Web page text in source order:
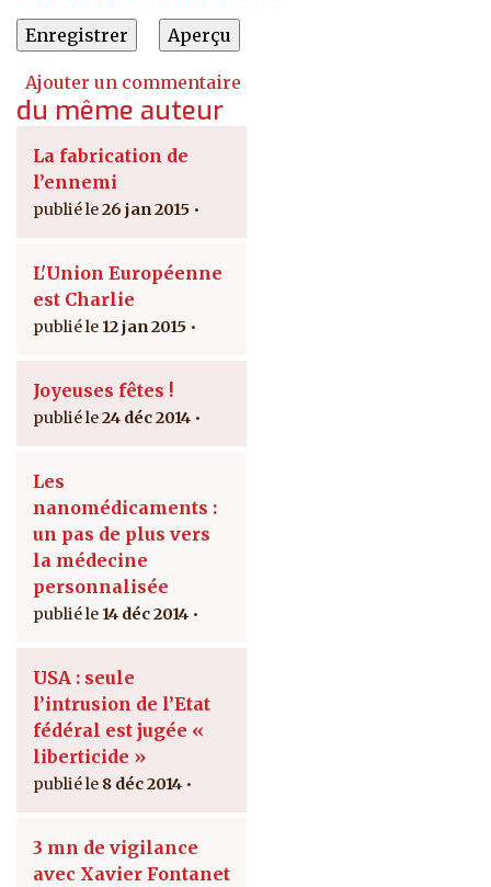
Ajouter un commentaire
du même auteur
La fabrication de
l’ennemi
26 jan 2015
L'Union Européenne
est Charlie
12 jan 2015
Joyeuses fêtes !
24 déc 2014
Les
nanomédicaments :
un pas de plus vers
la médecine
personnalisée
14 déc 2014
USA : seule
l’intrusion de l’Etat
fédéral est jugée «
liberticide »
8 déc 2014
3 mn de vigilance
avec Xavier Fontanet